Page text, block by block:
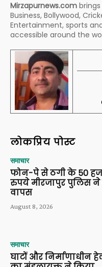
Mirzapurnews.com brings
Business, Bollywood,
Entertainment, sports
accessible around the
लोकप्रिय पोस्ट
समाचार
फोन-पे से ठगी के 50
रुपये मीरजापुर पुलिस
वापस
August 8, 2026
समाचार
घाटों और निर्माणाधीन